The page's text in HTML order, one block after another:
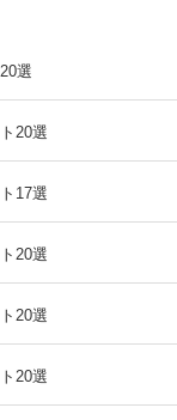
選
20選
17選
20選
20選
20選